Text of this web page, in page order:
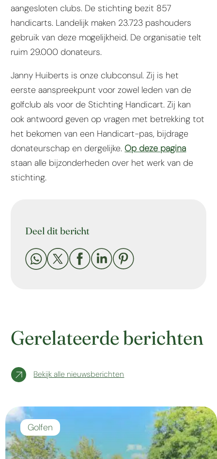
aangesloten clubs. De stichting bezit 857
handicarts. Landelijk maken 23.723 pashouders
gebruik van deze mogelijkheid. De organisatie telt
ruim 29.000 donateurs.
Janny Huiberts is onze clubconsul. Zij is het
eerste aanspreekpunt voor zowel leden van de
golfclub als voor de Stichting Handicart. Zij kan
ook antwoord geven op vragen met betrekking tot
het bekomen van een Handicart-pas, bijdrage
donateurschap en dergelijke.Op deze pagina
staan alle bijzonderheden over het werk van de
stichting.
Deel dit bericht
    
Gerelateerde berichten
Bekijk alle nieuwsberichten
Golfen